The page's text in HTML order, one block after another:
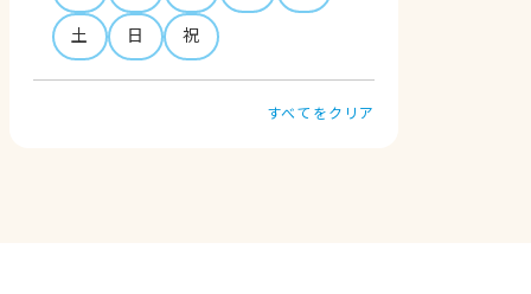
土
日 祝
すべてをクリア